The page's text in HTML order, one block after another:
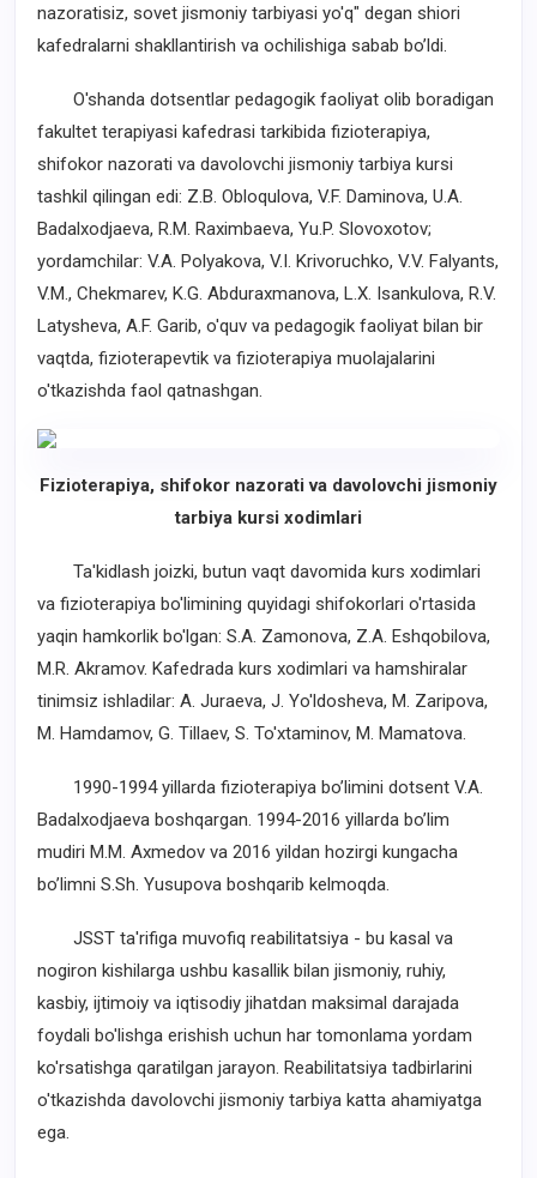
nazoratisiz, sovet jismoniy tarbiyasi yo'q" degan shiori
kafedralarni shakllantirish va ochilishiga sabab bo’ldi.
O'shanda dotsentlar pedagogik faoliyat olib boradigan
fakultet terapiyasi kafedrasi tarkibida fizioterapiya,
shifokor nazorati va davolovchi jismoniy tarbiya kursi
tashkil qilingan edi: Z.B. Obloqulova, V.F. Daminova, U.A.
Badalxodjaeva, R.M. Raximbaeva, Yu.P. Slovoxotov;
yordamchilar: V.A. Polyakova, V.I. Krivoruchko, V.V. Falyants,
V.M., Chekmarev, K.G. Abduraxmanova, L.X. Isankulova, R.V.
Latysheva, A.F. Garib, o'quv va pedagogik faoliyat bilan bir
vaqtda, fizioterapevtik va fizioterapiya muolajalarini
o'tkazishda faol qatnashgan.
Fizioterapiya, shifokor nazorati va davolovchi jismoniy
tarbiya kursi xodimlari
Ta'kidlash joizki, butun vaqt davomida kurs xodimlari
va fizioterapiya bo'limining quyidagi shifokorlari o'rtasida
yaqin hamkorlik bo'lgan: S.A. Zamonova, Z.A. Eshqobilova,
M.R. Akramov. Kafedrada kurs xodimlari va hamshiralar
tinimsiz ishladilar: A. Juraeva, J. Yo'ldosheva, M. Zaripova,
M. Hamdamov, G. Tillaev, S. To'xtaminov, M. Mamatova.
1990-1994 yillarda fizioterapiya bo’limini dotsent V.A.
Badalxodjaeva boshqargan. 1994-2016 yillarda bo’lim
mudiri M.M. Axmedov va 2016 yildan hozirgi kungacha
bo’limni S.Sh. Yusupova boshqarib kelmoqda.
JSST ta'rifiga muvofiq reabilitatsiya - bu kasal va
nogiron kishilarga ushbu kasallik bilan jismoniy, ruhiy,
kasbiy, ijtimoiy va iqtisodiy jihatdan maksimal darajada
foydali bo'lishga erishish uchun har tomonlama yordam
ko'rsatishga qaratilgan jarayon. Reabilitatsiya tadbirlarini
o'tkazishda davolovchi jismoniy tarbiya katta ahamiyatga
ega.